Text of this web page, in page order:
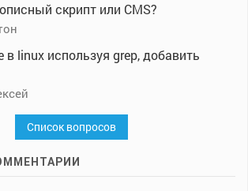
скрипт или CMS?
в linux используя grep, добавить
Список вопросов